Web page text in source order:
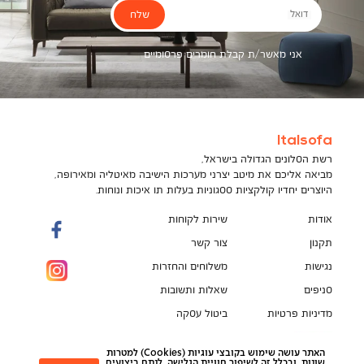
דואל
אני מאשר/ת קבלת חומרים פרסומיים
שלח
Italsofa
רשת הסלונים הגדולה בישראל,
מביאה אליכם את מיטב יצרני מערכות הישיבה מאיטליה ומאירופה,
היוצרים יחדיו קולקציות ססגוניות בעלות תו איכות ונוחות.
אודות
תקנון
נגישות
סניפים
מדיניות פרטיות
pci
שירות לקוחות
צור קשר
משלוחים והחזרות
שאלות ותשובות
ביטול עסקה
הספה המושלמת מחכה לך!
האתר עושה שימוש בקובצי עוגיות (Cookies) למטרות